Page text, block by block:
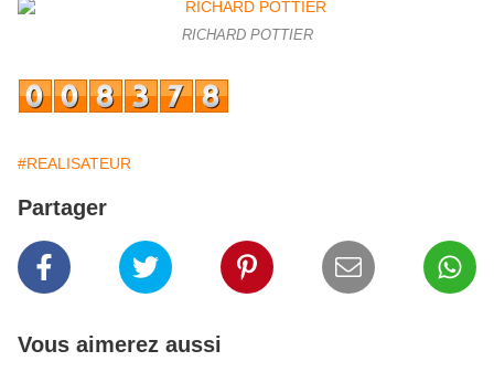
RICHARD POTTIER
#REALISATEUR
Partager
Vous aimerez aussi